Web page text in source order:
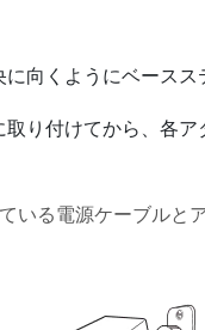
向くようにベースス
り付けてから、各
いる電源ケーブルと